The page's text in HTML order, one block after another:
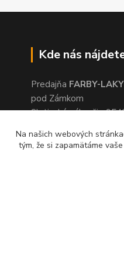
Kde nás
Predajňa FARBY-
pod Zámkom
Slatinské nábrežie
Na našich webových
tým, že si zapamätáme